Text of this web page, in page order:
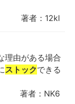
著者：12kl
理由がある場合
ストックできる
著者：NK6